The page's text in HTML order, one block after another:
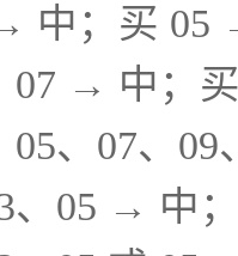
中；买 05
07 → 中；
05、07、
、05 → 中